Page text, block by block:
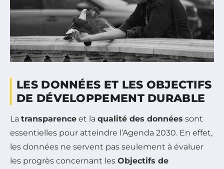
LES DONNÉES ET LES OBJECTIFS
DE DÉVELOPPEMENT DURABLE
La transparence et la qualité des données sont
essentielles pour atteindre l’Agenda 2030. En effet,
les données ne servent pas seulement à évaluer
les progrès concernant les Objectifs de